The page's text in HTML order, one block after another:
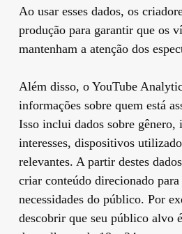
Ao usar esses dados, os
produção para garantir que os
mantenham a atenção dos
Além disso, o YouTube
informações sobre quem está
Isso inclui dados sobre gênero,
interesses, dispositivos
relevantes. A partir destes
criar conteúdo direcionado para
necessidades do público. Por
descobrir que seu público alvo